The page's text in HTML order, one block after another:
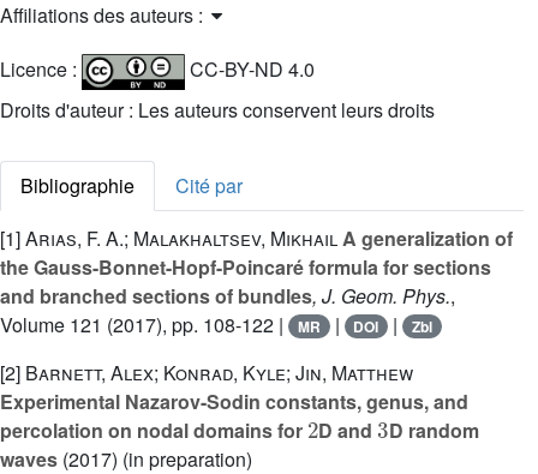
Affiliations des auteurs :
Licence :
CC-BY-ND 4.0
Droits d'auteur : Les auteurs conservent leurs droits
Bibliographie
Cité par
[1]Arias, F. A.; Malakhaltsev, MikhailA generalization of
the Gauss-Bonnet-Hopf-Poincaré formula for sections
and branched sections of bundles, J. Geom. Phys.,
Volume 121 (2017), pp. 108-122 | MR | DOI | Zbl
[2] Barnett, Alex; Konrad, Kyle; Jin, Matthew
Experimental Nazarov-Sodin constants, genus, and
percolation on nodal domains for
2
D and
3
D random
waves (2017) (in preparation)